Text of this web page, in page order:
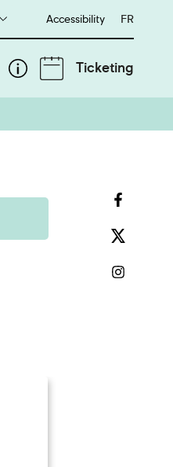
Accessibility Français
FR
Ticketing